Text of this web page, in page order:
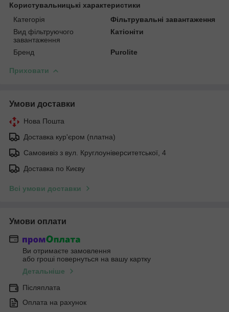
Користувальницькі характеристики
Категорія
Фільтрувальні завантаження
Вид фільтруючого
завантаження
Катіоніти
Бренд Purolite
Приховати
Умови доставки
Нова Пошта
Доставка кур'єром (платна)
Самовивіз з вул. Круглоуніверситетської, 4
Доставка по Києву
Всі умови доставки
Умови оплати
Ви отримаєте замовлення
або гроші повернуться на вашу картку
Детальніше
Післяплата
Оплата на рахунок